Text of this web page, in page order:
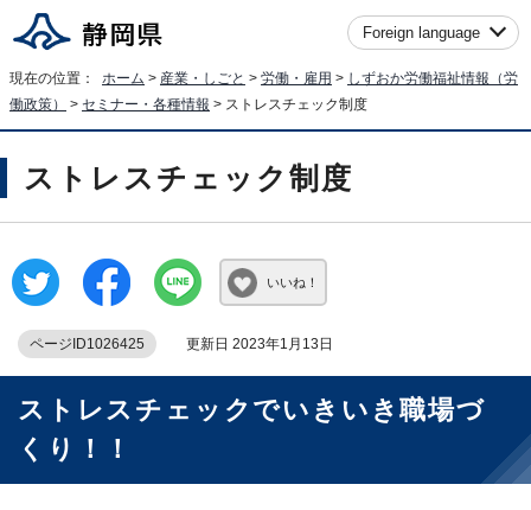
Foreign language
現在の位置： ホーム > 産業・しごと > 労働・雇用 > しずおか労働福祉情報（労
働政策）
> セミナー・各種情報 > ストレスチェック制度
ストレスチェック制度
いいね！
ページID1026425 更新日 2023年1月13日
ストレスチェックでいきいき職場づ
くり！！